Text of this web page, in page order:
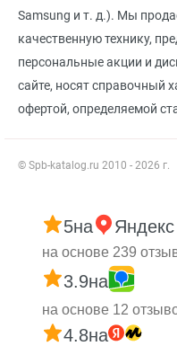
Samsung и т. д.). Мы
качественную технику,
персональные акции и
сайте, носят справочный
офертой, определяемой
© Spb-katalog.ru 2010 - 2026 г.
5на
на основе 239
3.9на
на основе 12
4.8на